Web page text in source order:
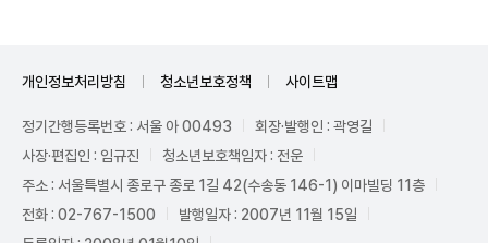
개인정보처리방침 청소년보호정책 사이트맵
정기간행등록번호 : 서울 아 00493
회장·발행인 : 곽영길
사장·편집인 : 임규진
청소년보호책임자 : 전운
주소 : 서울특별시 종로구 종로 1길 42(수송동 146-1) 이마빌딩 11층
전화 : 02-767-1500
발행일자 : 2007년 11월 15일